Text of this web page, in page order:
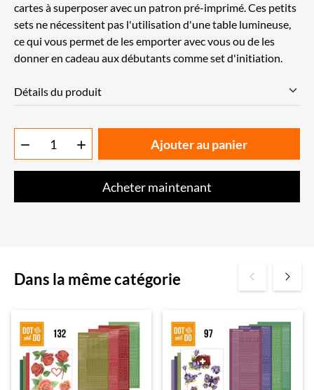
cartes à superposer avec un patron pré-imprimé. Ces petits
sets ne nécessitent pas l'utilisation d'une table lumineuse,
ce qui vous permet de les emporter avec vous ou de les
donner en cadeau aux débutants comme set d'initiation.
Détails du produit
  Ajouter au panier
Acheter maintenant
Dans la même catégorie